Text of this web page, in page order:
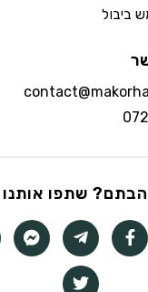
ביבול
שתפו אותנו